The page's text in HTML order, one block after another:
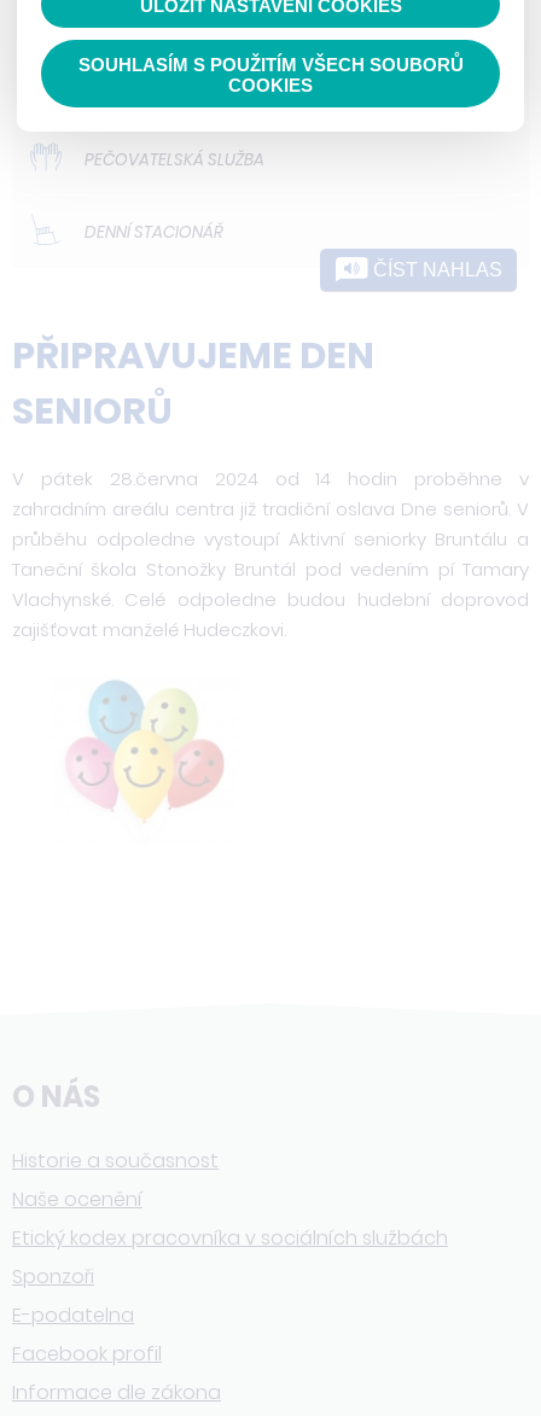
ODLEHČOVACÍ SLUŽBY
DOMOVY PRO OSOBY SE ZDRAVOTNÍM
PEČOVATELSKÁ SLUŽBA
DENNÍ STACIONÁŘ
ČÍST NAHLAS
PŘIPRAVUJEME DEN
SENIORŮ
V pátek 28.června 2024 od 14 hodin proběhne v
zahradním areálu centra již tradiční oslava Dne seniorů. V
průběhu odpoledne vystoupí Aktivní seniorky Bruntálu a
Taneční škola Stonožky Bruntál pod vedením pí Tamary
Vlachynské. Celé odpoledne budou hudební doprovod
zajišťovat manželé Hudeczkovi.
O NÁS
Historie a současnost
Naše ocenění
Etický kodex pracovníka v sociálních službách
Sponzoři
E-podatelna
Facebook profil
Informace dle zákona
ULOŽIT NASTAVENÍ COOKIES
SOUHLASÍM S POUŽITÍM VŠECH SOUBORŮ
COOKIES